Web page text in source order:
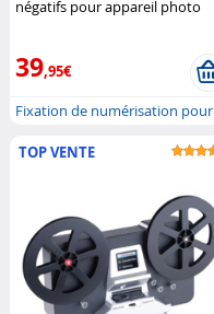
négatifs pour appareil photo
39,95€
Fixation de numérisation pour
TOP VENTE